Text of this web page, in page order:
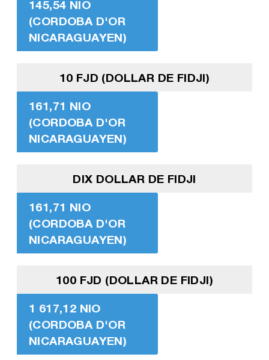
145,54 NIO
(CORDOBA D'OR
NICARAGUAYEN)
10 FJD (DOLLAR DE FIDJI)
161,71 NIO
(CORDOBA D'OR
NICARAGUAYEN)
DIX DOLLAR DE FIDJI
161,71 NIO
(CORDOBA D'OR
NICARAGUAYEN)
100 FJD (DOLLAR DE FIDJI)
1 617,12 NIO
(CORDOBA D'OR
NICARAGUAYEN)